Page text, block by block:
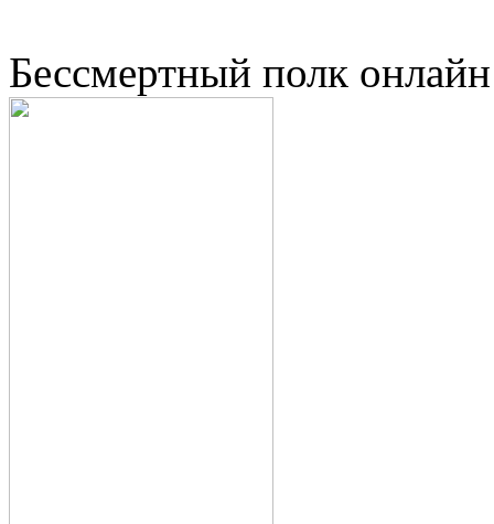
Бессмертный полк онлайн